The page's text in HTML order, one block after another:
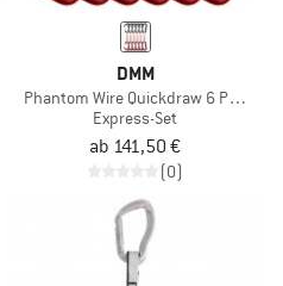
DMM
Phantom Wire Quickdraw 6 Pack
Express-Set
ab 141,50 €
(0)